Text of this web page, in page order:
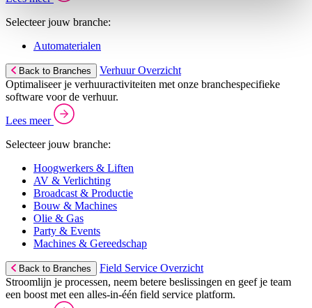
Selecteer jouw branche:
Automaterialen
Back to Branches
Verhuur Overzicht
Optimaliseer je verhuuractiviteiten met onze branchespecifieke
software voor de verhuur.
Lees meer
Selecteer jouw branche:
Hoogwerkers & Liften
AV & Verlichting
Broadcast & Productie
Bouw & Machines
Olie & Gas
Party & Events
Machines & Gereedschap
Back to Branches
Field Service Overzicht
Stroomlijn je processen, neem betere beslissingen en geef je team
een boost met een alles-in-één field service platform.